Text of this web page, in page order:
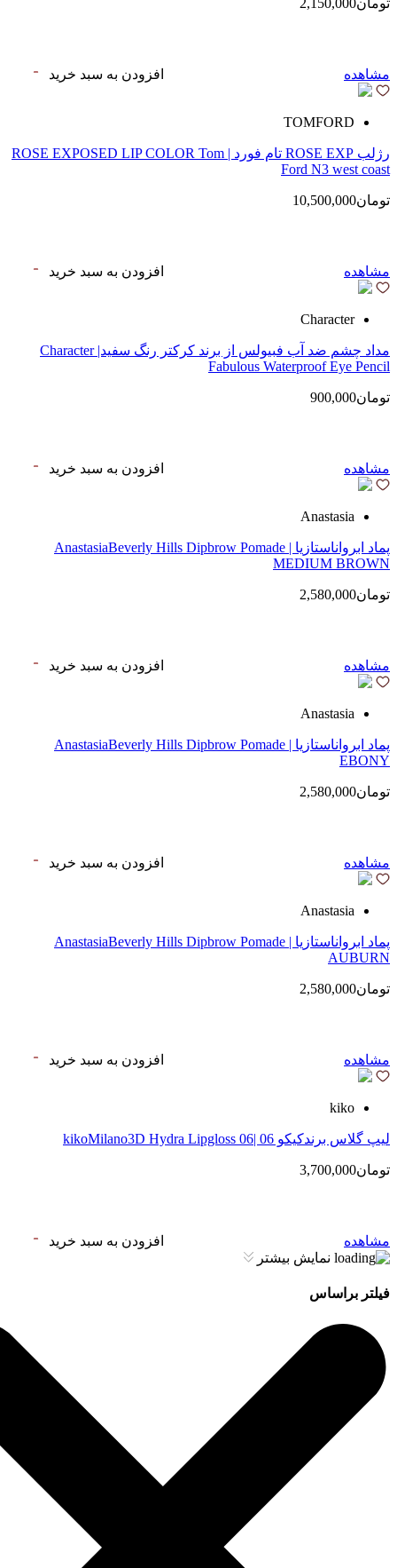
مشاهده افزودن به سبد خرید
TOMFORD
رژلب ROSE EXP تام فورد | ROSE EXPOSED LIP COLOR Tom
Ford N3 west coast
تومان10,500,000
مشاهده افزودن به سبد خرید
Character
مداد چشم ضد آب فبیولس از برند کرکتر رنگ سفید| Character
Fabulous Waterproof Eye Pencil
تومان900,000
مشاهده افزودن به سبد خرید
Anastasia
پماد ابرواناستازیا | AnastasiaBeverly Hills Dipbrow Pomade
MEDIUM BROWN
تومان2,580,000
مشاهده افزودن به سبد خرید
Anastasia
پماد ابرواناستازیا | AnastasiaBeverly Hills Dipbrow Pomade
EBONY
تومان2,580,000
مشاهده افزودن به سبد خرید
Anastasia
پماد ابرواناستازیا | AnastasiaBeverly Hills Dipbrow Pomade
AUBURN
تومان2,580,000
مشاهده افزودن به سبد خرید
kiko
لیپ گلاس‌ برندکیکو 06 |kikoMilano3D Hydra Lipgloss 06
تومان3,700,000
مشاهده
افزودن به سبد خرید
نمایش بیشتر
فیلتر براساس